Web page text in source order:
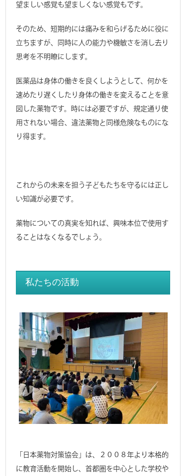
望ましい感覚も望ましくない感覚もです。
そのため、短期的には痛みを和らげるために役に
立ちますが、同時に人の能力や機敏さを消し去り
思考を不明瞭にします。
医薬品は身体の働きを良くしようとして、何かを
速めたり遅くしたり身体の働きを変えることを意
図した薬物です。時には必要ですが、規定通り使
用されない場合、違法薬物と同様危険なものにな
り得ます。
これからの未来を担う子どもたちを守るには正し
い知識が必要です。
薬物についての真実を知れば、興味本位で使用す
ることはなくなるでしょう。
私たちの活動
「日本薬物対策協会」は、２００８年より本格的
に教育活動を開始し、首都圏を中心とした学校や